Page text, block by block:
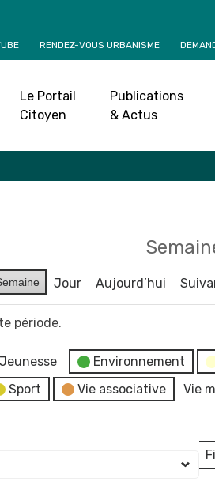
RENDEZ-VOUS URBANISME
Le Portail
Citoyen
Publications
& Actus
Accueil»Agenda
Jour Aujourd’hui
période.
Environnement
Sport Vie associative
Vie